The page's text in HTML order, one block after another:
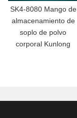
SK4-8080 Mango de
almacenamiento de
soplo de polvo
corporal Kunlong